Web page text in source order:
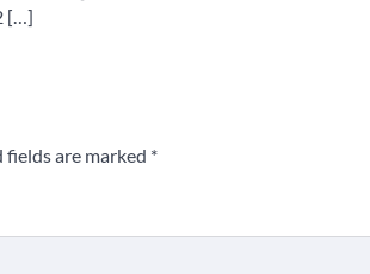
[…]
fields are marked *